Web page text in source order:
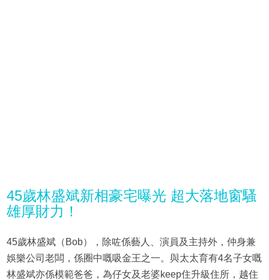
45歲林盛斌新相豪宅曝光 超大落地窗騷
雄厚財力！
45歲林盛斌（Bob），除咗係藝人、演員及主持外，仲身兼
娛樂公司老闆，係圈中嘅吸金王之一。與太太育有4名子女嘅
林盛斌亦係模範爸爸，為仔女及老婆keep住升級住所，越住